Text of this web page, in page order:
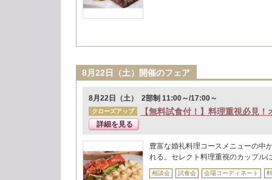
8月22日（土）開催のフェア
8月22日（土） 2部制 11:00～/17:00～
クローズアップ 【無料試食付！】料理重視必見
詳細を見る
豊富な婚礼料理コースメニューの中
れる。セレクト料理重視のカップル
相談会 試食会 会場コーディネート